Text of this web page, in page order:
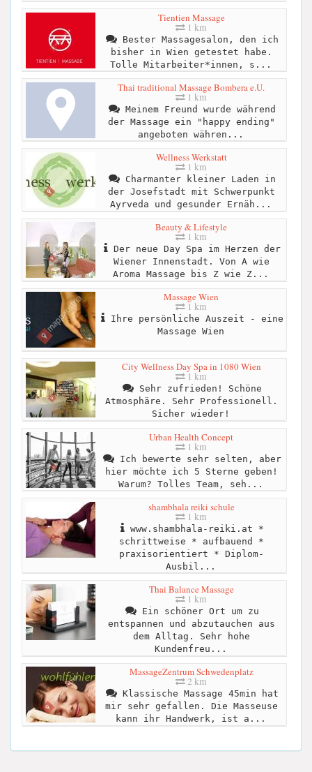
Tientien Massage
1 km
Bester Massagesalon, den ich
bisher in Wien getestet habe.
Tolle Mitarbeiter*innen, s...
Thai traditional Massage Bombera e.U.
1 km
Meinem Freund wurde während
der Massage ein "happy ending"
angeboten währen...
Wellness Werkstatt
1 km
Charmanter kleiner Laden in
der Josefstadt mit Schwerpunkt
Ayrveda und gesunder Ernäh...
Beauty & Lifestyle
1 km
Der neue Day Spa im Herzen der
Wiener Innenstadt. Von A wie
Aroma Massage bis Z wie Z...
Massage Wien
1 km
Ihre persönliche Auszeit - eine
Massage Wien
City Wellness Day Spa in 1080 Wien
1 km
Sehr zufrieden! Schöne
Atmosphäre. Sehr Professionell.
Sicher wieder!
Urban Health Concept
1 km
Ich bewerte sehr selten, aber
hier möchte ich 5 Sterne geben!
Warum? Tolles Team, seh...
shambhala reiki schule
1 km
www.shambhala-reiki.at *
schrittweise * aufbauend *
praxisorientiert * Diplom-
Ausbil...
Thai Balance Massage
1 km
Ein schöner Ort um zu
entspannen und abzutauchen aus
dem Alltag. Sehr hohe
Kundenfreu...
MassageZentrum Schwedenplatz
2 km
Klassische Massage 45min hat
mir sehr gefallen. Die Masseuse
kann ihr Handwerk, ist a...